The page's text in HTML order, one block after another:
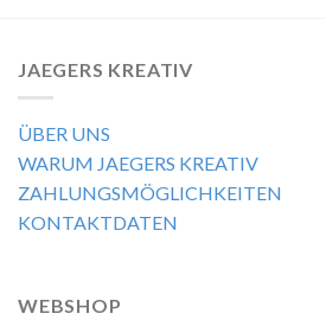
JAEGERS KREATIV
ÜBER UNS
WARUM JAEGERS KREATIV
ZAHLUNGSMÖGLICHKEITEN
KONTAKTDATEN
WEBSHOP